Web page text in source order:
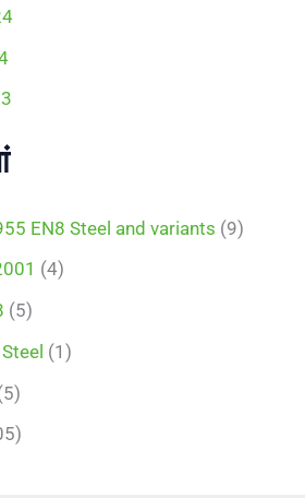
EN8 Steel and variants (9)
(4)
(5)
(1)